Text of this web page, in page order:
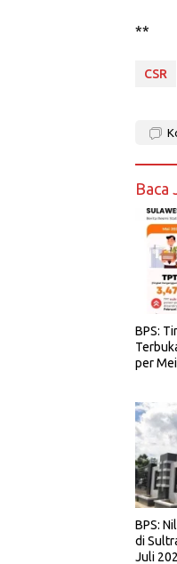
**
CSR
Baca
BPS:
per
BPS:
di
Juli